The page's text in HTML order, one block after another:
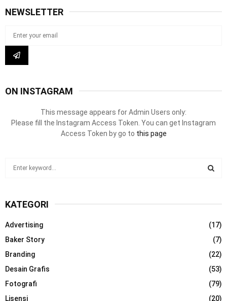
NEWSLETTER
ON INSTAGRAM
This message appears for Admin Users only:
Please fill the Instagram Access Token. You can get Instagram
Access Token by go to this page
c
f
o
:
A
R
C
H
KATEGORI
Advertising
(17)
Baker Story
(7)
Branding
(22)
Desain Grafis
(53)
Fotografi
(79)
Lisensi
(20)